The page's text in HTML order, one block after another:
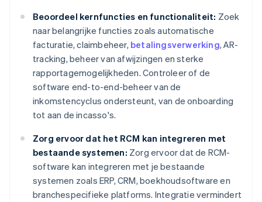
Beoordeel kernfuncties en functionaliteit: Zoek
naar belangrijke functies zoals automatische
facturatie, claimbeheer, betalingsverwerking, AR-
tracking, beheer van afwijzingen en sterke
rapportagemogelijkheden. Controleer of de
software end-to-end-beheer van de
inkomstencyclus ondersteunt, van de onboarding
tot aan de incasso's.
Zorg ervoor dat het RCM kan integreren met
bestaande systemen: Zorg ervoor dat de RCM-
software kan integreren met je bestaande
systemen zoals ERP, CRM, boekhoudsoftware en
branchespecifieke platforms. Integratie vermindert